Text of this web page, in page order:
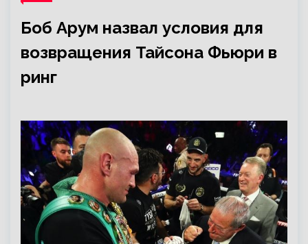
Боб Арум назвал условия для
возвращения Тайсона Фьюри в
ринг